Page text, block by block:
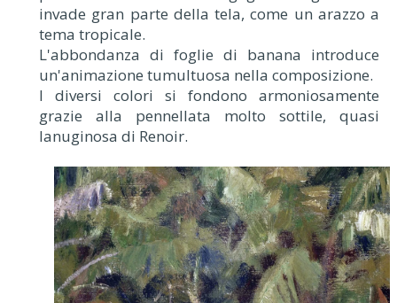
invade gran parte della tela, come un arazzo a
tema tropicale.
L'abbondanza di foglie di banana introduce
un'animazione tumultuosa nella composizione.
I diversi colori si fondono armoniosamente
grazie alla pennellata molto sottile, quasi
lanuginosa di Renoir.